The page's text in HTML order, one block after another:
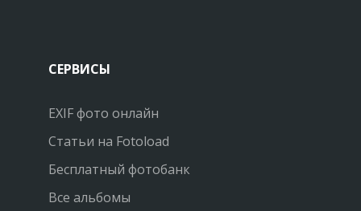
СЕРВИСЫ
EXIF фото онлайн
Статьи на Fotoload
Бесплатный фотобанк
Все альбомы